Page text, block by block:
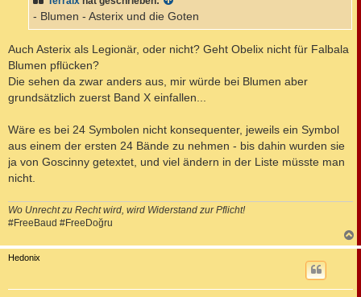
r
- Blumen - Asterix und die Goten
Auch Asterix als Legionär, oder nicht? Geht Obelix nicht für Falbala
Blumen pflücken?
Die sehen da zwar anders aus, mir würde bei Blumen aber
grundsätzlich zuerst Band X einfallen...
Wäre es bei 24 Symbolen nicht konsequenter, jeweils ein Symbol
aus einem der ersten 24 Bände zu nehmen - bis dahin wurden sie
ja von Goscinny getextet, und viel ändern in der Liste müsste man
nicht.
Wo Unrecht zu Recht wird, wird Widerstand zur Pflicht!
#FreeBaud #FreeDoğru
a
Hedonix